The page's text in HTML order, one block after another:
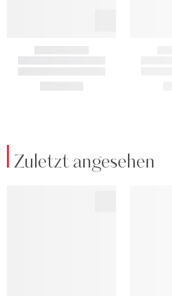
Zuletzt angesehen